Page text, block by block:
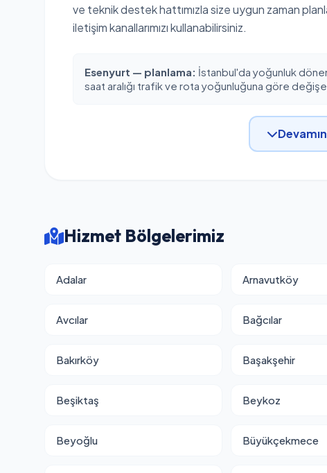
ve teknik destek hattımızla size uygun zaman
iletişim kanallarımızı kullanabilirsiniz.
Esenyurt — planlama: İstanbul'da yoğunluk
saat aralığı trafik ve rota yoğunluğuna göre
Hizmet Bölgelerimiz
Adalar Arnavutköy
Avcılar Bağcılar
Bakırköy Başakşehir
Beşiktaş Beykoz
Beyoğlu Büyükçekmece